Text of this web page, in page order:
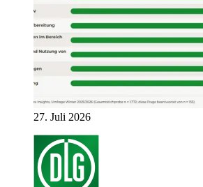
27. Juli 2026